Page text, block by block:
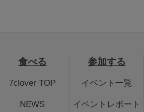
食べる
7clover TOP
NEWS
参加する
イベント一覧
イベントレポート